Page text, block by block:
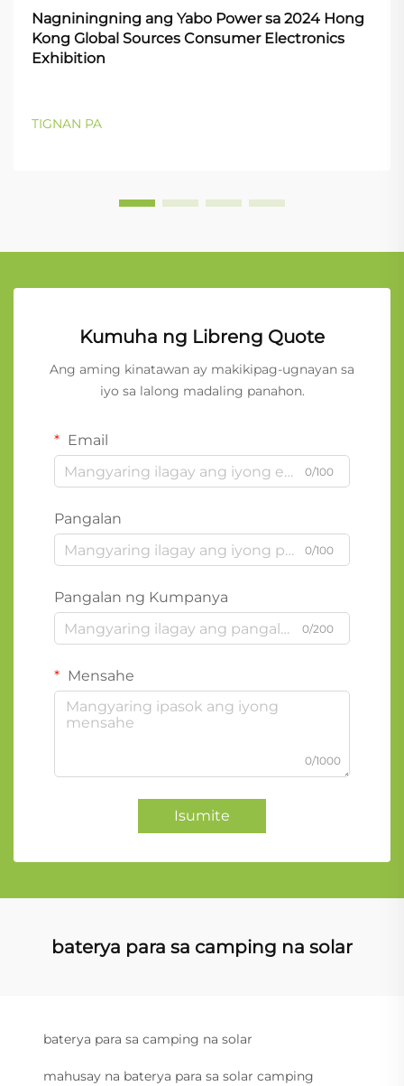
Nagniningning ang Yabo Power sa 2024 Hong
Kong Global Sources Consumer Electronics
Exhibition
TIGNAN PA
Kumuha ng Libreng Quote
Ang aming kinatawan ay makikipag-ugnayan sa
iyo sa lalong madaling panahon.
Email
0/100
Pangalan
0/100
Pangalan ng Kumpanya
0/200
Mensahe
0/1000
Isumite
baterya para sa camping na solar
baterya para sa camping na solar
mahusay na baterya para sa solar camping